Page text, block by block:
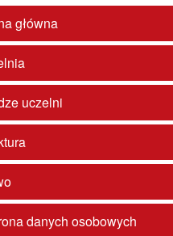
główna
uczelni
danych osobowych